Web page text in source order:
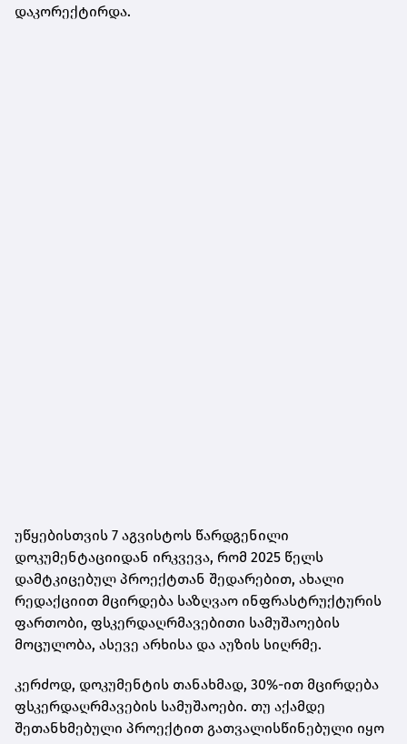
დაკორექტირდა.
უწყებისთვის 7 აგვისტოს წარდგენილი
დოკუმენტაციიდან ირკვევა, რომ 2025 წელს
დამტკიცებულ პროექტთან შედარებით, ახალი
რედაქციით მცირდება საზღვაო ინფრასტრუქტურის
ფართობი, ფსკერდაღრმავებითი სამუშაოების
მოცულობა, ასევე არხისა და აუზის სიღრმე.
კერძოდ, დოკუმენტის თანახმად, 30%-ით მცირდება
ფსკერდაღრმავების სამუშაოები. თუ აქამდე
შეთანხმებული პროექტით გათვალისწინებული იყო